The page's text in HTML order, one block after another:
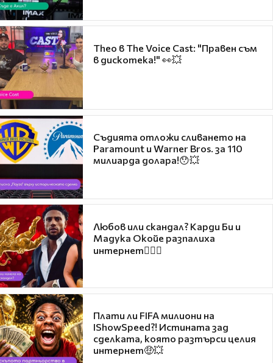
Theo в The Voice Cast: "Правен съм
в дискотека!" 👀💥
Съдията отложи сливането на
Paramount и Warner Bros. за 110
милиарда долара!😯💥
Любов или скандал? Карди Би и
Мадука Окойе разпалиха
интернет❤️‍🔥🔥
Плати ли FIFA милиони на
IShowSpeed?! Истината зад
сделката, която разтърси целия
интернет🤑💥